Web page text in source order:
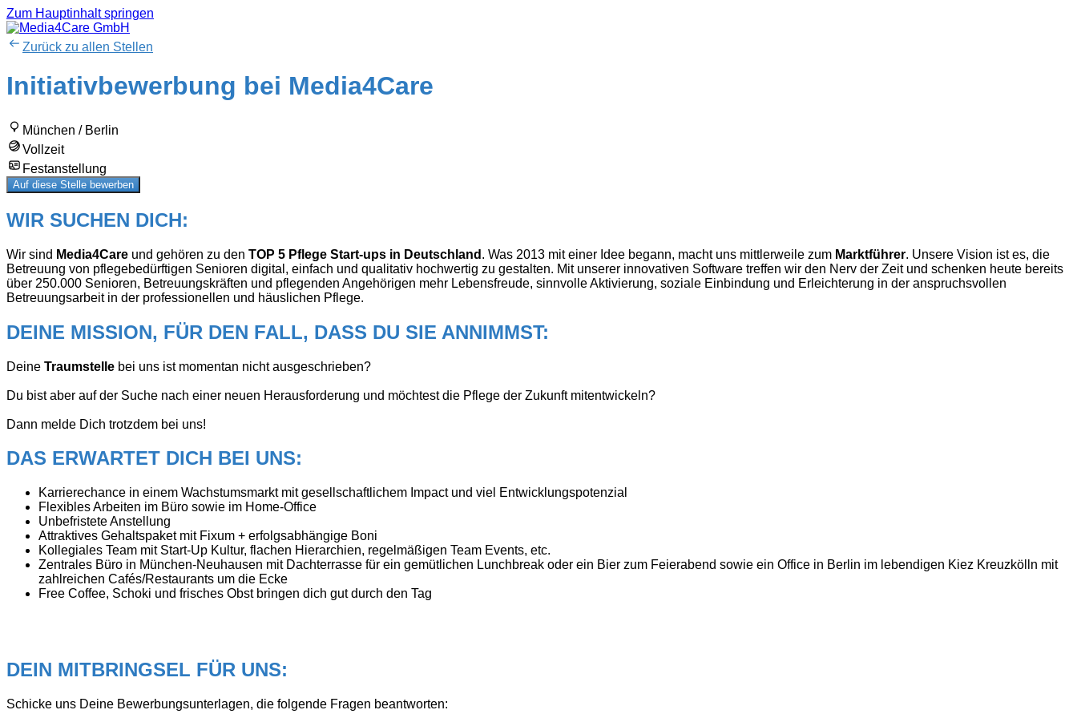
Zum Hauptinhalt springen
Zurück zu allen Stellen
Initiativbewerbung bei Media4Care
München / Berlin
Vollzeit
Festanstellung
Auf diese Stelle bewerben
WIR SUCHEN DICH:
Wir sind Media4Care und gehören zu den TOP 5 Pflege Start-ups in Deutschland . Was 2013 mit einer Idee begann, macht uns mittlerweile zum Marktführer. Unsere Vision ist es, die
Betreuung von pflegebedürftigen Senioren digital, einfach und qualitativ hochwertig zu gestalten. Mit unserer innovativen Software treffen wir den Nerv der Zeit und schenken heute bereits
über 250.000 Senioren, Betreuungskräften und pflegenden Angehörigen mehr Lebensfreude, sinnvolle Aktivierung, soziale Einbindung und Erleichterung in der anspruchsvollen
Betreuungsarbeit in der professionellen und häuslichen Pflege.
DEINE MISSION, FÜR DEN FALL, DASS DU SIE ANNIMMST:
Deine Traumstelle bei uns ist momentan nicht ausgeschrieben?
Du bist aber auf der Suche nach einer neuen Herausforderung und möchtest die Pflege der Zukunft mitentwickeln?
Dann melde Dich trotzdem bei uns!
DAS ERWARTET DICH BEI UNS:
Karrierechance in einem Wachstumsmarkt mit gesellschaftlichem Impact und viel Entwicklungspotenzial
Flexibles Arbeiten im Büro sowie im Home-Office
Unbefristete Anstellung
Attraktives Gehaltspaket mit Fixum + erfolgsabhängige Boni
Kollegiales Team mit Start-Up Kultur, flachen Hierarchien, regelmäßigen Team Events, etc.
Zentrales Büro in München-Neuhausen mit Dachterrasse für ein gemütlichen Lunchbreak oder ein Bier zum Feierabend sowie ein Office in Berlin im lebendigen Kiez Kreuzkölln mit
zahlreichen Cafés/Restaurants um die Ecke
Free Coffee, Schoki und frisches Obst bringen dich gut durch den Tag
DEIN MITBRINGSEL FÜR UNS:
Schicke uns Deine Bewerbungsunterlagen, die folgende Fragen beantworten: